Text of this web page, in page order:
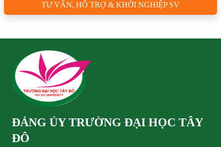
TƯ VẤN, HỖ TRỢ & KHỞI NGHIỆP SV
ĐẢNG ỦY TRƯỜNG ĐẠI HỌC TÂY
ĐÔ